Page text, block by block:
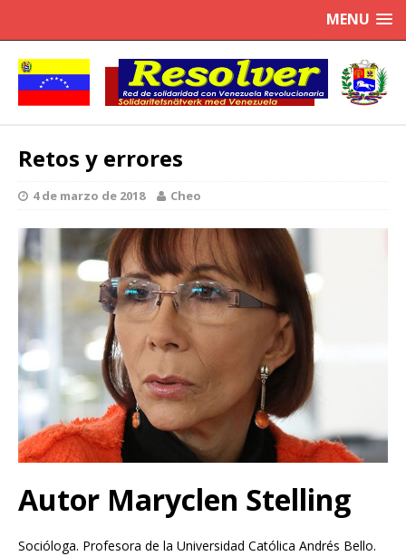
MENU
Retos y errores
4 de marzo de 2018 Cheo
Autor Maryclen Stelling
Socióloga. Profesora de la Universidad Católica Andrés Bello.